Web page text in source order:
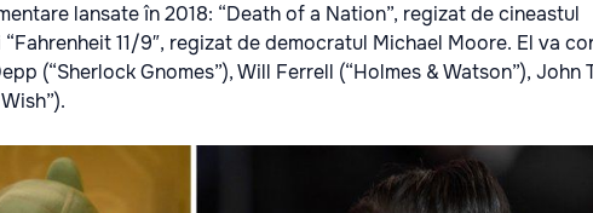
lansate în 2018: “Death of a Nation”, regizat de cineastul
11/9″, regizat de democratul Michael Moore. El va
(“Sherlock Gnomes”), Will Ferrell (“Holmes & Watson”), John